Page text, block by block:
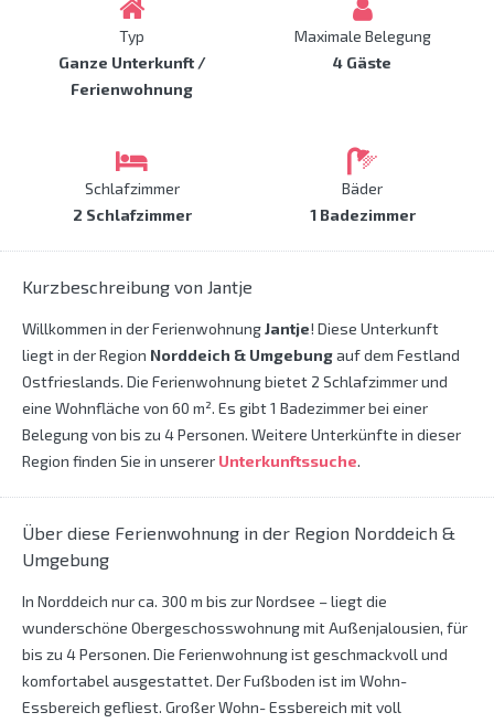
Typ
Ganze Unterkunft /
Ferienwohnung
Maximale Belegung
4 Gäste
Schlafzimmer
2 Schlafzimmer
Bäder
1 Badezimmer
Kurzbeschreibung von Jantje
Willkommen in der FerienwohnungJantje! Diese Unterkunft
liegt in der Region Norddeich & Umgebungauf dem Festland
Ostfrieslands. Die Ferienwohnung bietet 2 Schlafzimmer und
eine Wohnfläche von 60 m². Es gibt 1 Badezimmer bei einer
Belegung von bis zu 4 Personen. Weitere Unterkünfte in dieser
Region finden Sie in unserer Unterkunftssuche.
Über diese Ferienwohnung in der Region Norddeich &
Umgebung
In Norddeich nur ca. 300 m bis zur Nordsee – liegt die
wunderschöne Obergeschosswohnung mit Außenjalousien, für
bis zu 4 Personen. Die Ferienwohnung ist geschmackvoll und
komfortabel ausgestattet. Der Fußboden ist im Wohn-
Essbereich gefliest. Großer Wohn- Essbereich mit voll